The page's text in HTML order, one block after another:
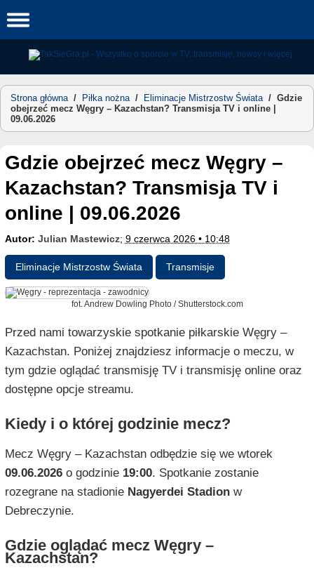
to
Strona główna/ Piłka nożna/ Eliminacje Mistrzostw Świata/ Gdzie
obejrzeć mecz Węgry – Kazachstan? Transmisja TV i online |
09.06.2026
Gdzie obejrzeć mecz Węgry –
Kazachstan? Transmisja TV i
online | 09.06.2026
Autor: Julian Mastewicz; 9 czerwca 2026 • 10:48
Eliminacje Mistrzostw Świata Transmisje
fot. Andrew Dowling Photo / Shutterstock.com
Przed nami towarzyskie spotkanie piłkarskie Węgry –
Kazachstan. Poniżej znajdziesz informacje o meczu, w
tym gdzie oglądać transmisję TV i transmisję online oraz
dostępne opcje streamu.
Kiedy i o której godzinie mecz?
Mecz Węgry – Kazachstan odbędzie się we wtorek
09.06.2026o godzinie 19:00. Spotkanie zostanie
rozegrane na stadionie Nagyerdei Stadionw
Debreczynie.
Gdzie oglądać mecz Węgry –
Kazachstan?